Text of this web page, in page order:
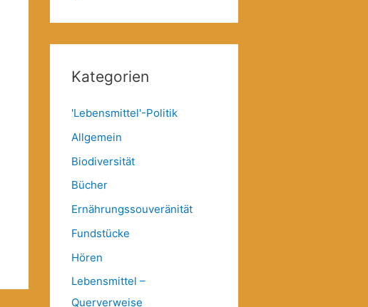
Kategorien
'Lebensmittel'-Politik
Allgemein
Biodiversität
Bücher
Ernährungssouveränität
Fundstücke
Hören
Lebensmittel –
Querverweise